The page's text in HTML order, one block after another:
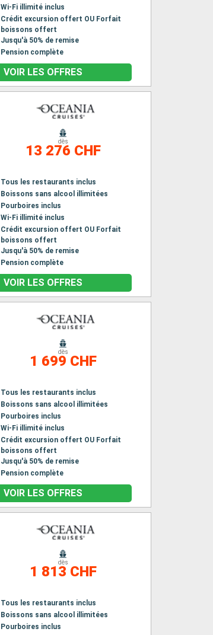
Wi-Fi illimité inclus
Crédit excursion offert OU Forfait
boissons offert
Jusqu'à 50% de remise
Pension complète
VOIR LES OFFRES
dès
13 276 CHF
Tous les restaurants inclus
Boissons sans alcool illimitées
Pourboires inclus
Wi-Fi illimité inclus
Crédit excursion offert OU Forfait
boissons offert
Jusqu'à 50% de remise
Pension complète
VOIR LES OFFRES
dès
1 699 CHF
Tous les restaurants inclus
Boissons sans alcool illimitées
Pourboires inclus
Wi-Fi illimité inclus
Crédit excursion offert OU Forfait
boissons offert
Jusqu'à 50% de remise
Pension complète
VOIR LES OFFRES
dès
1 813 CHF
Tous les restaurants inclus
Boissons sans alcool illimitées
Pourboires inclus